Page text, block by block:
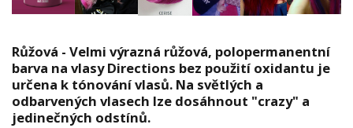
Růžová - Velmi výrazná růžová, polopermanentní
barva na vlasy Directions bez použití oxidantu je
určena k tónování vlasů. Na světlých a
odbarvených vlasech lze dosáhnout "crazy" a
jedinečných odstínů.